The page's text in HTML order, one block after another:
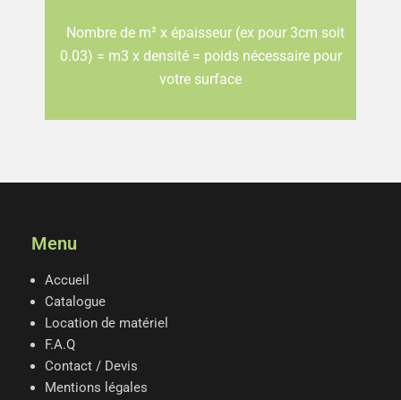
Nombre de m² x épaisseur (ex pour 3cm soit
0.03) = m3 x densité = poids nécessaire pour
votre surface
Menu
Accueil
Catalogue
Location de matériel
F.A.Q
Contact / Devis
Mentions légales